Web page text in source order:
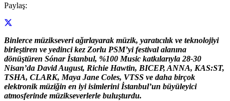
Paylaş:
Binlerce müzikseveri ağırlayarak müzik, yaratıcılık ve teknolojiyi
birleştiren ve yedinci kez Zorlu PSM’yi festival alanına
dönüştüren Sónar İstanbul, %100 Music katkılarıyla 28-30
Nisan’da David August, Richie Hawtin, BICEP, ANNA, KAS:ST,
TSHA, CLARK, Maya Jane Coles, VTSS ve daha birçok
elektronik müziğin en iyi isimlerini İstanbul’un büyüleyici
atmosferinde müzikseverlerle buluşturdu.